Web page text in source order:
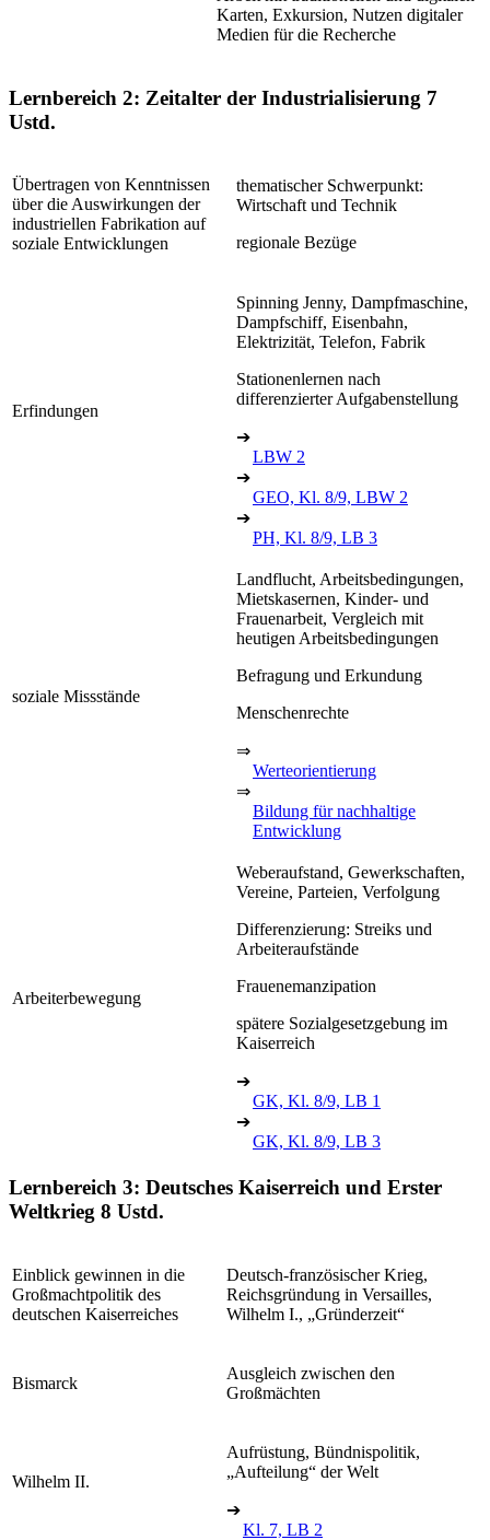
Karten, Exkursion, Nutzen digitaler
Medien für die Recherche
Lernbereich 2: Zeitalter der Industrialisierung 7
Ustd.
Übertragen von Kenntnissen
über die Auswirkungen der
industriellen Fabrikation auf
soziale Entwicklungen
thematischer Schwerpunkt:
Wirtschaft und Technik
regionale Bezüge
Erfindungen
Spinning Jenny, Dampfmaschine,
Dampfschiff, Eisenbahn,
Elektrizität, Telefon, Fabrik
Stationenlernen nach
differenzierter Aufgabenstellung
➔
LBW 2
➔
GEO, Kl. 8/9, LBW 2
➔
PH, Kl. 8/9, LB 3
soziale Missstände
Landflucht, Arbeitsbedingungen,
Mietskasernen, Kinder- und
Frauenarbeit, Vergleich mit
heutigen Arbeitsbedingungen
Befragung und Erkundung
Menschenrechte
⇒
Werteorientierung
⇒
Bildung für nachhaltige
Entwicklung
Arbeiterbewegung
Weberaufstand, Gewerkschaften,
Vereine, Parteien, Verfolgung
Differenzierung: Streiks und
Arbeiteraufstände
Frauenemanzipation
spätere Sozialgesetzgebung im
Kaiserreich
➔
GK, Kl. 8/9, LB 1
➔
GK, Kl. 8/9, LB 3
Lernbereich 3: Deutsches Kaiserreich und Erster
Weltkrieg 8 Ustd.
Einblick gewinnen in die
Großmachtpolitik des
deutschen Kaiserreiches
Deutsch-französischer Krieg,
Reichsgründung in Versailles,
Wilhelm I., „Gründerzeit“
Bismarck
Ausgleich zwischen den
Großmächten
Wilhelm II.
Aufrüstung, Bündnispolitik,
„Aufteilung“ der Welt
➔
Kl. 7, LB 2